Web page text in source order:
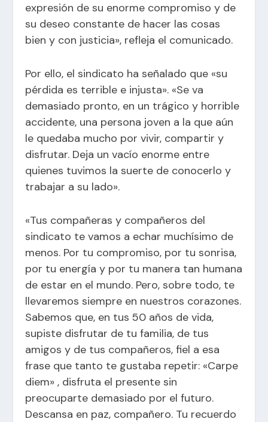
expresión de su enorme compromiso y de
su deseo constante de hacer las cosas
bien y con justicia», refleja el comunicado.
Por ello, el sindicato ha señalado que «su
pérdida es terrible e injusta». «Se va
demasiado pronto, en un trágico y horrible
accidente, una persona joven a la que aún
le quedaba mucho por vivir, compartir y
disfrutar. Deja un vacío enorme entre
quienes tuvimos la suerte de conocerlo y
trabajar a su lado».
«Tus compañeras y compañeros del
sindicato te vamos a echar muchísimo de
menos. Por tu compromiso, por tu sonrisa,
por tu energía y por tu manera tan humana
de estar en el mundo. Pero, sobre todo, te
llevaremos siempre en nuestros corazones.
Sabemos que, en tus 50 años de vida,
supiste disfrutar de tu familia, de tus
amigos y de tus compañeros, fiel a esa
frase que tanto te gustaba repetir: «Carpe
diem» , disfruta el presente sin
preocuparte demasiado por el futuro.
Descansa en paz, compañero. Tu recuerdo